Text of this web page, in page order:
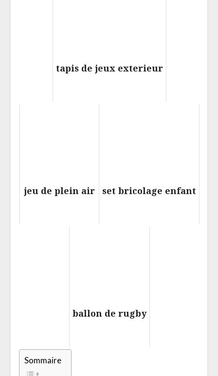
tapis de jeux exterieur
jeu de plein air set bricolage enfant
ballon de rugby
Sommaire